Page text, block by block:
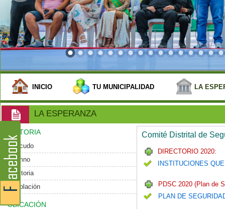
INICIO TU MUNICIPALIDAD LA
LA ESPERANZA
HISTORIA
Escudo
Himno
Historia
Población
UBICACIÓN
Comité Distrital de
DIRECTORIO 2020:
INSTITUCIONES
PDSC 2020 (Plan de
PLAN DE